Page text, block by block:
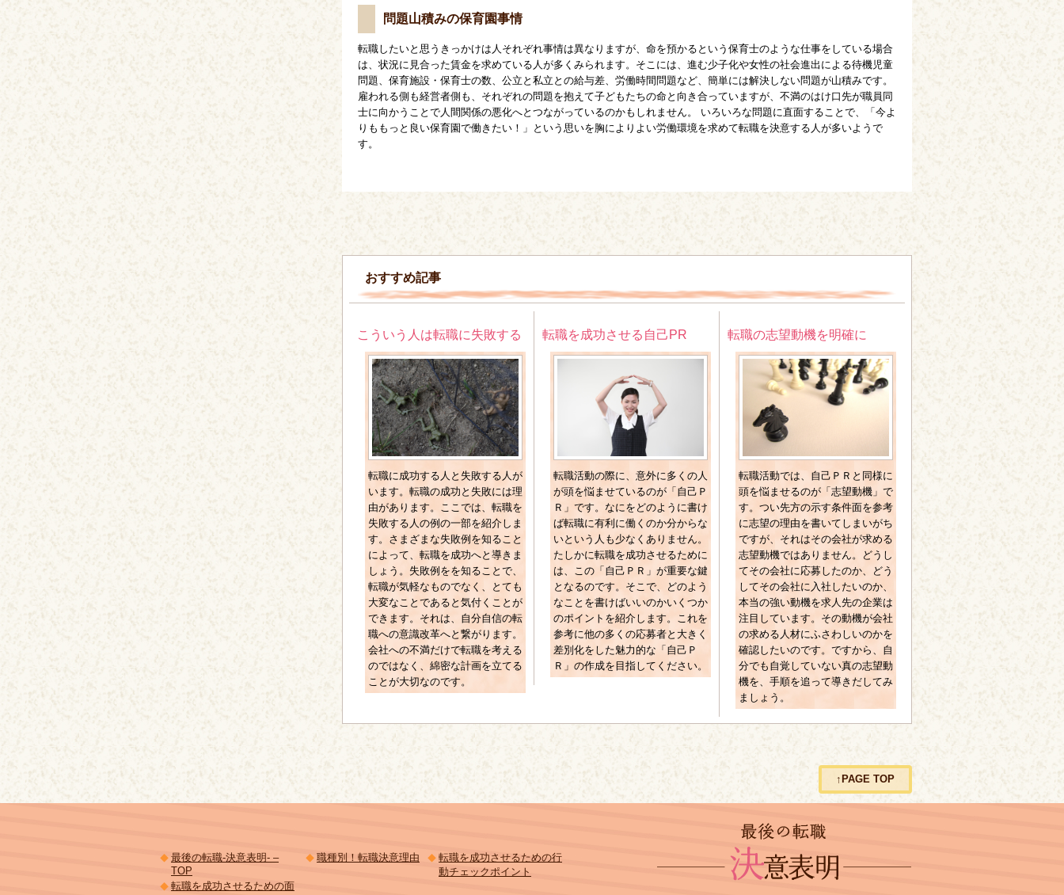
問題山積みの保育園事情
転職したいと思うきっかけは人それぞれ事情は異なりますが、命を預かるという保育士のような仕事をしている場合
は、状況に見合った賃金を求めている人が多くみられます。そこには、進む少子化や女性の社会進出による待機児童
問題、保育施設・保育士の数、公立と私立との給与差、労働時間問題など、簡単には解決しない問題が山積みです。
雇われる側も経営者側も、それぞれの問題を抱えて子どもたちの命と向き合っていますが、不満のはけ口先が職員同
士に向かうことで人間関係の悪化へとつながっているのかもしれません。 いろいろな問題に直面することで、「今よ
りももっと良い保育園で働きたい！」という思いを胸によりよい労働環境を求めて転職を決意する人が多いようで
す。
おすすめ記事
こういう人は転職に失敗する
転職に成功する人と失敗する人が
います。転職の成功と失敗には理
由があります。ここでは、転職を
失敗する人の例の一部を紹介しま
す。さまざまな失敗例を知ること
によって、転職を成功へと導きま
しょう。失敗例をを知ることで、
転職が気軽なものでなく、とても
大変なことであると気付くことが
できます。それは、自分自信の転
職への意識改革へと繋がります。
会社への不満だけで転職を考える
のではなく、綿密な計画を立てる
ことが大切なのです。
転職を成功させる自己PR
転職活動の際に、意外に多くの人
が頭を悩ませているのが「自己Ｐ
Ｒ」です。なにをどのように書け
ば転職に有利に働くのか分からな
いという人も少なくありません。
たしかに転職を成功させるために
は、この「自己ＰＲ」が重要な鍵
となるのです。そこで、どのよう
なことを書けばいいのかいくつか
のポイントを紹介します。これを
参考に他の多くの応募者と大きく
差別化をした魅力的な「自己Ｐ
Ｒ」の作成を目指してください。
転職の志望動機を明確に
転職活動では、自己ＰＲと同様に
頭を悩ませるのが「志望動機」で
す。つい先方の示す条件面を参考
に志望の理由を書いてしまいがち
ですが、それはその会社が求める
志望動機ではありません。どうし
てその会社に応募したのか、どう
してその会社に入社したいのか、
本当の強い動機を求人先の企業は
注目しています。その動機が会社
の求める人材にふさわしいのかを
確認したいのです。ですから、自
分でも自覚していない真の志望動
機を、手順を追って導きだしてみ
ましょう。
↑PAGE TOP
最後の転職-決意表明- –
TOP
職種別！転職決意理由
転職を成功させるための行
動チェックポイント
転職を成功させるための面